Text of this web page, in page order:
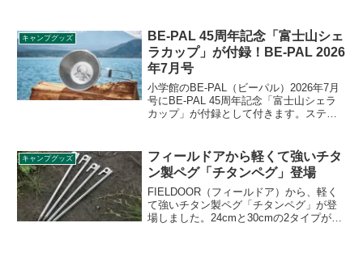
ます。
キャンプグッズ
BE-PAL 45周年記念「富士山シェ
ラカップ」が付録！BE-PAL 2026
年7月号
小学館のBE-PAL（ビーパル）2026年7月
号にBE-PAL 45周年記念「富士山シェラ
カップ」が付録として付きます。ステン
ップで、富士山に合わせて200mlには4合
目の遊び文字が入っています。詳細をレ
ビューします。
キャンプグッズ
フィールドアから軽くて強いチタ
ン製ペグ「チタンペグ」登場
FIELDOOR（フィールドア）から、軽く
て強いチタン製ペグ「チタンペグ」が登
場しました。24cmと30cmの2タイプが販